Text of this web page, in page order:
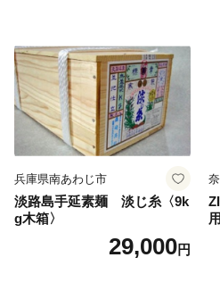
兵庫県南あわじ市
淡路島手延素麺 淡じ糸〈9k
g木箱〉
29,000円